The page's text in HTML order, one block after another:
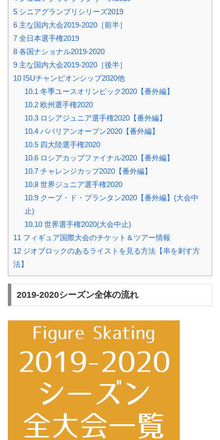
5 シニアグランプリシリーズ2019
6 主な国内大会2019-2020［前半］
7 全日本選手権2019
8 各国ナショナル2019-2020
9 主な国内大会2019-2020［後半］
10 ISUチャンピオンシップ2020他
10.1 冬季ユースオリンピック2020【番外編】
10.2欧州選手権2020
10.3ロシアジュニア選手権2020【番外編】
10.4ババリアンオープン2020【番外編】
10.5四大陸選手権2020
10.6ロシアカップファイナル2020【番外編】
10.7チャレンジカップ2020【番外編】
10.8世界ジュニア選手権2020
10.9クープ・ド・プランタン2020【番外編】(大会中
止)
10.10世界選手権2020(大会中止)
11 フィギュア国際大会のチケット＆ツアー情報
12 ジオブロックのあるライストを見る方法【串を刺す方
法】
2019-2020シーズン全体の流れ